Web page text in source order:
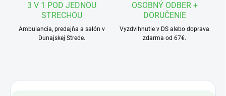
3 V 1 POD JEDNOU
STRECHOU
Ambulancia, predajňa a salón v
Dunajskej Strede.
OSOBNÝ ODBER +
DORUČENIE
Vyzdvihnutie v DS alebo doprava
zdarma od 67€.